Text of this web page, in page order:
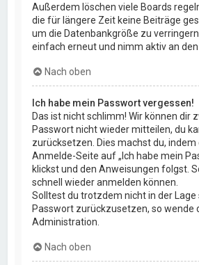
Außerdem löschen viele Boards
die für längere Zeit keine Beiträge
um die Datenbankgröße zu
einfach erneut und nimm aktiv an
Nach oben
Ich habe mein Passwort vergessen!
Das ist nicht schlimm! Wir können dir
Passwort nicht wieder mitteilen, du
zurücksetzen. Dies machst du,
Anmelde-Seite auf „Ich habe mein
klickst und den Anweisungen folgst.
schnell wieder anmelden können.
Solltest du trotzdem nicht in der Lage
Passwort zurückzusetzen, so wende
Administration.
Nach oben